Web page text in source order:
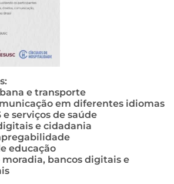
e transporte
em diferentes idiomas
e serviços de saúde
e cidadania
educação
bancos digitais e